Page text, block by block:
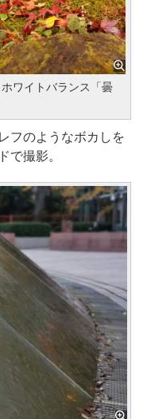
ワイトバランス「曇
フのようなボカしを
で撮影。